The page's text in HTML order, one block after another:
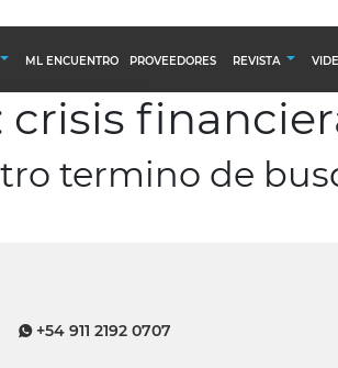
y compras
e inventarios
ML ENCUENTRO PROVEEDORES REVISTA
Calendario
Ediciones
termino de
+54 911 2192 0707